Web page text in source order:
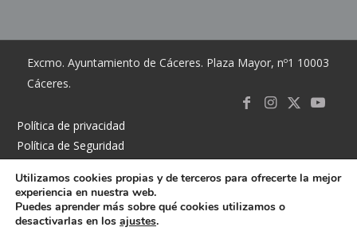
Excmo. Ayuntamiento de Cáceres. Plaza Mayor, nº1 10003
Cáceres.
Política de privacidad
Política de Seguridad
Accesibilidad
Mapa del sitio
Contacto
Utilizamos cookies propias y de terceros para ofrecerte la mejor
experiencia en nuestra web.
Puedes aprender más sobre qué cookies utilizamos o
desactivarlas en los ajustes.